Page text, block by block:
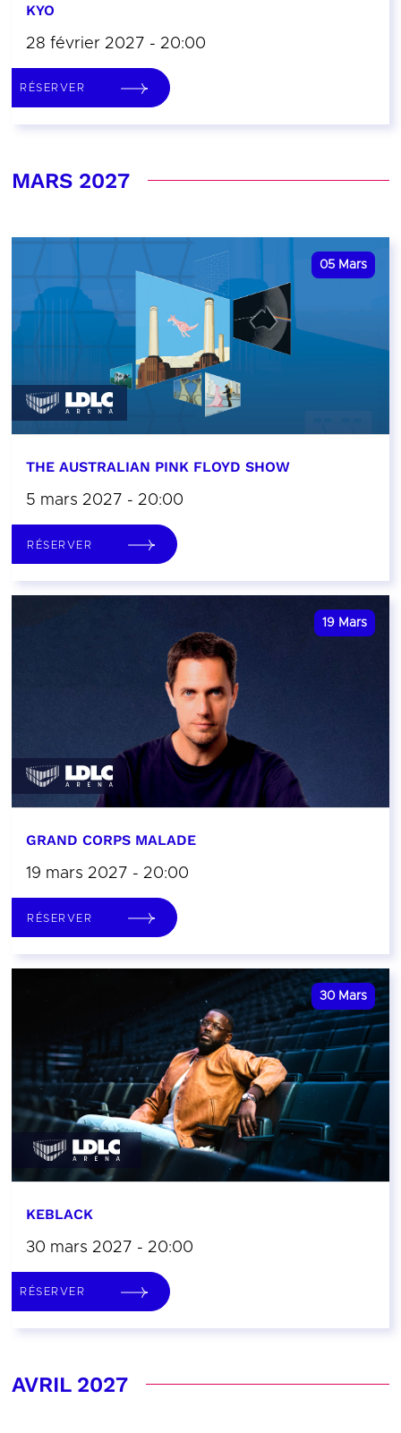
KYO
28 février 2027 - 20:00
RÉSERVER
MARS 2027
05 Mars
THE AUSTRALIAN PINK FLOYD SHOW
5 mars 2027 - 20:00
RÉSERVER
19 Mars
GRAND CORPS MALADE
19 mars 2027 - 20:00
RÉSERVER
30 Mars
KEBLACK
30 mars 2027 - 20:00
RÉSERVER
AVRIL 2027